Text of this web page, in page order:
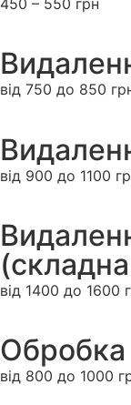
від 750 до 850
від 900 до 1100
від 1400 до 1600
Обробка
від 800 до 1000